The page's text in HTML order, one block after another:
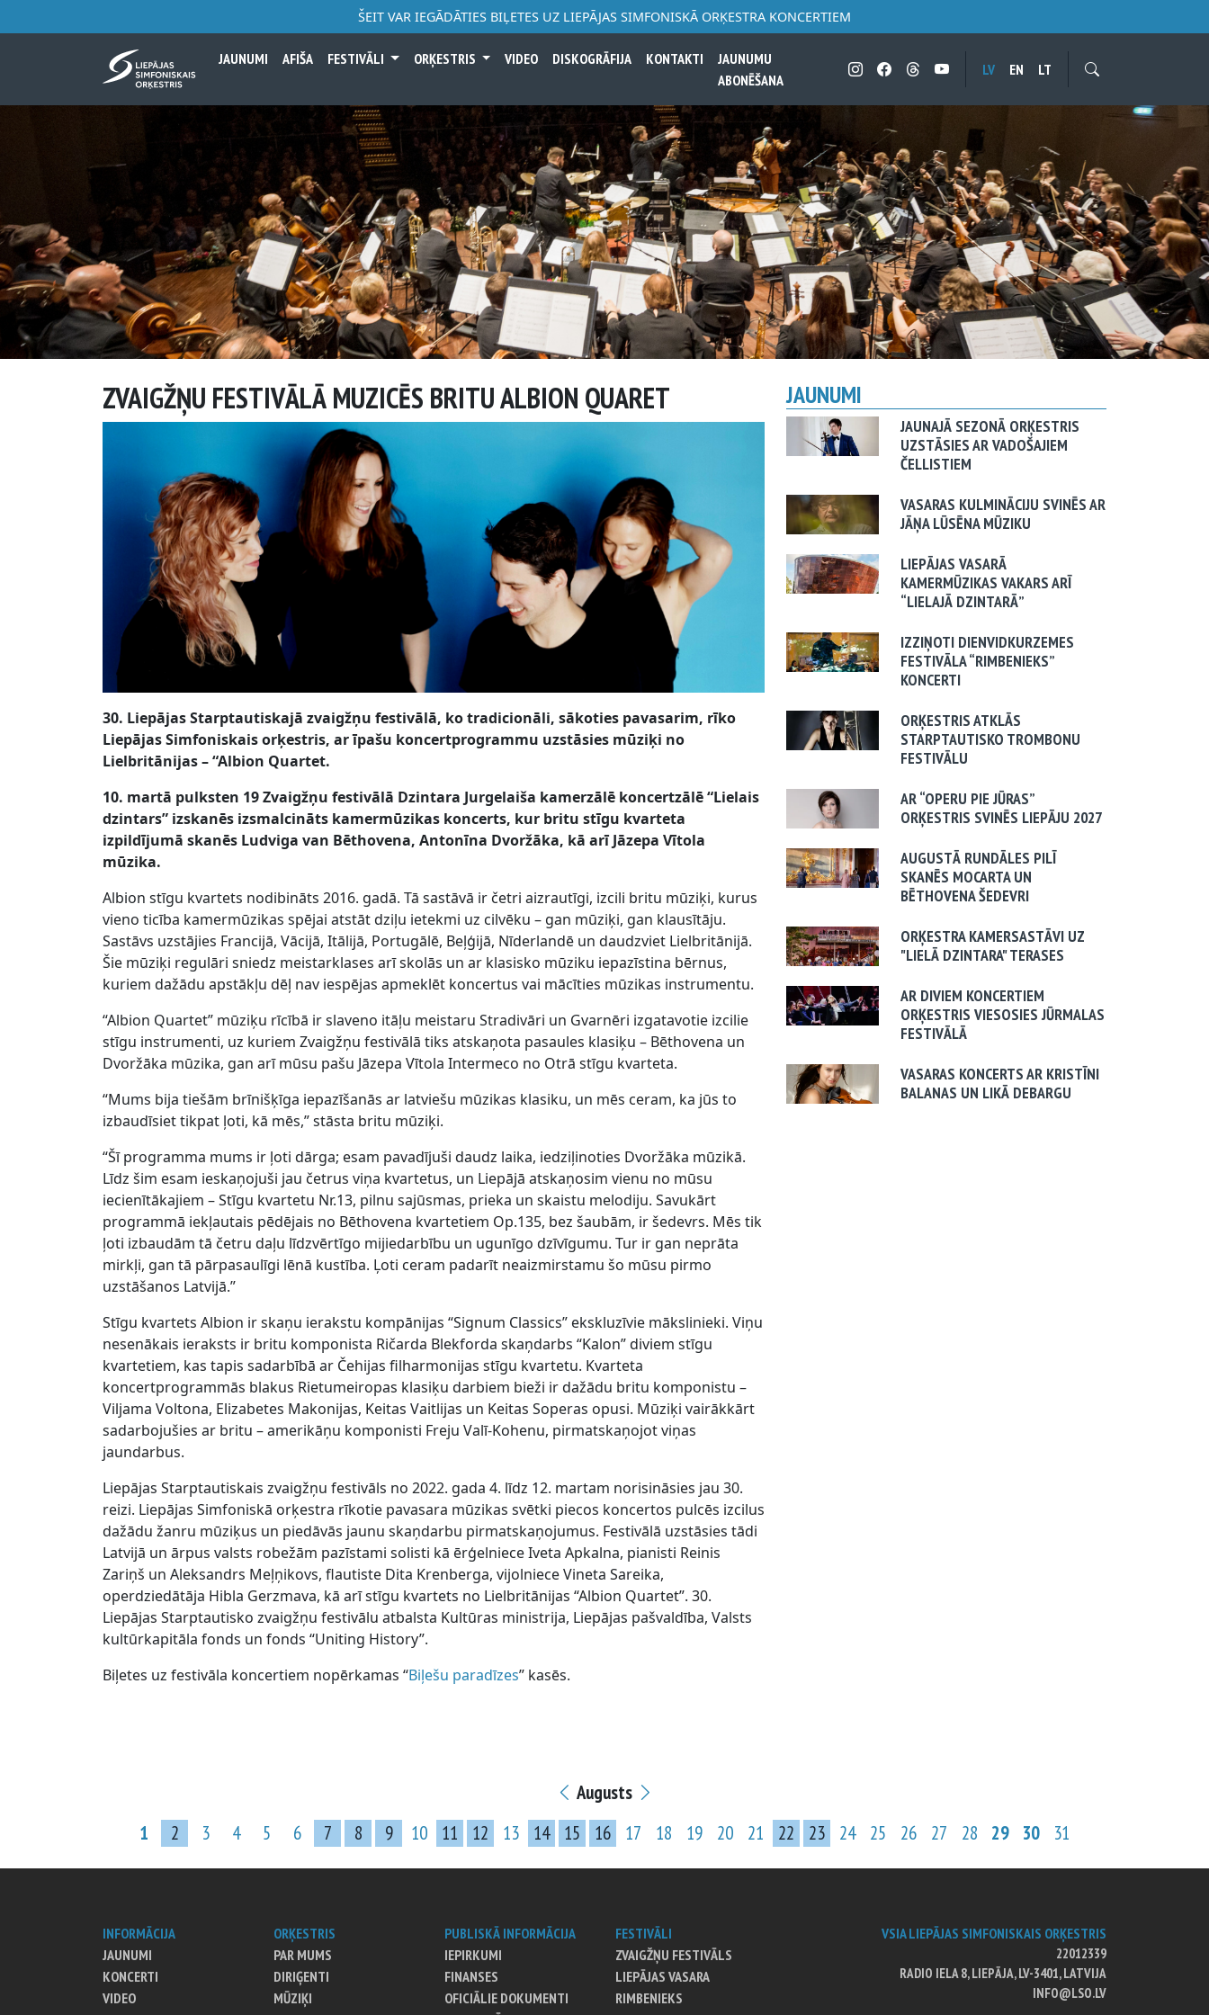
ŠEIT VAR IEGĀDĀTIES BIĻETES UZ LIEPĀJAS SIMFONISKĀ ORĶESTRA KONCERTIEM
JAUNUMI AFIŠA FESTIVĀLI ORĶESTRIS VIDEO DISKOGRĀFIJA KONTAKTI
JAUNUMU
ABONĒŠANA
LV EN LT
ZVAIGŽŅU FESTIVĀLĀ MUZICĒS BRITU ALBION QUARET
30. Liepājas Starptautiskajā zvaigžņu festivālā, ko tradicionāli, sākoties pavasarim, rīko
Liepājas Simfoniskais orķestris, ar īpašu koncertprogrammu uzstāsies mūziķi no
Lielbritānijas – “Albion Quartet.
10. martā pulksten 19 Zvaigžņu festivālā Dzintara Jurgelaiša kamerzālē koncertzālē “Lielais
dzintars” izskanēs izsmalcināts kamermūzikas koncerts, kur britu stīgu kvarteta
izpildījumā skanēs Ludviga van Bēthovena, Antonīna Dvoržāka, kā arī Jāzepa Vītola
mūzika.
Albion stīgu kvartets nodibināts 2016. gadā. Tā sastāvā ir četri aizrautīgi, izcili britu mūziķi, kurus
vieno ticība kamermūzikas spējai atstāt dziļu ietekmi uz cilvēku – gan mūziķi, gan klausītāju.
Sastāvs uzstājies Francijā, Vācijā, Itālijā, Portugālē, Beļģijā, Nīderlandē un daudzviet Lielbritānijā.
Šie mūziķi regulāri sniedz meistarklases arī skolās un ar klasisko mūziku iepazīstina bērnus,
kuriem dažādu apstākļu dēļ nav iespējas apmeklēt koncertus vai mācīties mūzikas instrumentu.
“Albion Quartet” mūziķu rīcībā ir slaveno itāļu meistaru Stradivāri un Gvarnēri izgatavotie izcilie
stīgu instrumenti, uz kuriem Zvaigžņu festivālā tiks atskaņota pasaules klasiķu – Bēthovena un
Dvoržāka mūzika, gan arī mūsu pašu Jāzepa Vītola Intermeco no Otrā stīgu kvarteta.
“Mums bija tiešām brīnišķīga iepazīšanās ar latviešu mūzikas klasiku, un mēs ceram, ka jūs to
izbaudīsiet tikpat ļoti, kā mēs,” stāsta britu mūziķi.
“Šī programma mums ir ļoti dārga; esam pavadījuši daudz laika, iedziļinoties Dvoržāka mūzikā.
Līdz šim esam ieskaņojuši jau četrus viņa kvartetus, un Liepājā atskaņosim vienu no mūsu
iecienītākajiem – Stīgu kvartetu Nr.13, pilnu sajūsmas, prieka un skaistu melodiju. Savukārt
programmā iekļautais pēdējais no Bēthovena kvartetiem Op.135, bez šaubām, ir šedevrs. Mēs tik
ļoti izbaudām tā četru daļu līdzvērtīgo mijiedarbību un ugunīgo dzīvīgumu. Tur ir gan neprāta
mirkļi, gan tā pārpasaulīgi lēnā kustība. Ļoti ceram padarīt neaizmirstamu šo mūsu pirmo
uzstāšanos Latvijā.”
Stīgu kvartets Albion ir skaņu ierakstu kompānijas “Signum Classics” ekskluzīvie mākslinieki. Viņu
nesenākais ieraksts ir britu komponista Ričarda Blekforda skaņdarbs “Kalon” diviem stīgu
kvartetiem, kas tapis sadarbībā ar Čehijas filharmonijas stīgu kvartetu. Kvarteta
koncertprogrammās blakus Rietumeiropas klasiķu darbiem bieži ir dažādu britu komponistu –
Viljama Voltona, Elizabetes Makonijas, Keitas Vaitlijas un Keitas Soperas opusi. Mūziķi vairākkārt
sadarbojušies ar britu – amerikāņu komponisti Freju Valī-Kohenu, pirmatskaņojot viņas
jaundarbus.
Liepājas Starptautiskais zvaigžņu festivāls no 2022. gada 4. līdz 12. martam norisināsies jau 30.
reizi. Liepājas Simfoniskā orķestra rīkotie pavasara mūzikas svētki piecos koncertos pulcēs izcilus
dažādu žanru mūziķus un piedāvās jaunu skaņdarbu pirmatskaņojumus. Festivālā uzstāsies tādi
Latvijā un ārpus valsts robežām pazīstami solisti kā ērģelniece Iveta Apkalna, pianisti Reinis
Zariņš un Aleksandrs Meļņikovs, flautiste Dita Krenberga, vijolniece Vineta Sareika,
operdziedātāja Hibla Gerzmava, kā arī stīgu kvartets no Lielbritānijas “Albion Quartet”. 30.
Liepājas Starptautisko zvaigžņu festivālu atbalsta Kultūras ministrija, Liepājas pašvaldība, Valsts
kultūrkapitāla fonds un fonds “Uniting History”.
Biļetes uz festivāla koncertiem nopērkamas “Biļešu paradīzes” kasēs.
JAUNUMI
JAUNAJĀ SEZONĀ ORĶESTRIS
UZSTĀSIES AR VADOŠAJIEM
ČELLISTIEM
VASARAS KULMINĀCIJU SVINĒS AR
JĀŅA LŪSĒNA MŪZIKU
LIEPĀJAS VASARĀ
KAMERMŪZIKAS VAKARS ARĪ
“LIELAJĀ DZINTARĀ”
IZZIŅOTI DIENVIDKURZEMES
FESTIVĀLA “RIMBENIEKS”
KONCERTI
ORĶESTRIS ATKLĀS
STARPTAUTISKO TROMBONU
FESTIVĀLU
AR “OPERU PIE JŪRAS”
ORĶESTRIS SVINĒS LIEPĀJU 2027
AUGUSTĀ RUNDĀLES PILĪ
SKANĒS MOCARTA UN
BĒTHOVENA ŠEDEVRI
ORĶESTRA KAMERSASTĀVI UZ
"LIELĀ DZINTARA" TERASES
AR DIVIEM KONCERTIEM
ORĶESTRIS VIESOSIES JŪRMALAS
FESTIVĀLĀ
VASARAS KONCERTS AR KRISTĪNI
BALANAS UN LIKĀ DEBARGU
Augusts
1
2 3 4 5 6 7 8 9 10 11 12 13 14 15 16 17 18 19 20 21 22 23 24 25 26 27 28 29 30 31
INFORMĀCIJA
JAUNUMI
KONCERTI
VIDEO
ORĶESTRIS
PAR MUMS
DIRIĢENTI
MŪZIĶI
PUBLISKĀ INFORMĀCIJA
IEPIRKUMI
FINANSES
OFICIĀLIE DOKUMENTI
FESTIVĀLI
ZVAIGŽŅU FESTIVĀLS
LIEPĀJAS VASARA
RIMBENIEKS
VSIA LIEPĀJAS SIMFONISKAIS ORĶESTRIS
22012339
RADIO IELA 8, LIEPĀJA, LV-3401, LATVIJA
INFO@LSO.LV